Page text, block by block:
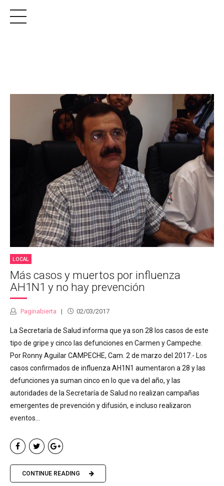
LOCAL
Más casos y muertos por influenza
AH1N1 y no hay prevención
Paginabierta 02/03/2017
La Secretaría de Salud informa que ya son 28 los casos de este
tipo de gripe y cinco las defunciones en Carmen y Campeche.
Por Ronny Aguilar CAMPECHE, Cam. 2 de marzo del 2017.- Los
casos confirmados de influenza AH1N1 aumentaron a 28 y las
defunciones ya suman cinco en lo que va del año, y las
autoridades de la Secretaría de Salud no realizan campañas
emergentes de prevención y difusión, e incluso realizaron
eventos...
CONTINUE READING